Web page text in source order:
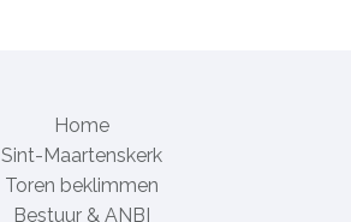
Home
Sint-Maartenskerk
Toren beklimmen
Bestuur & ANBI